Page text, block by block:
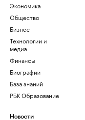
Экономика
Общество
Бизнес
Технологии и
медиа
Финансы
Биографии
База знаний
РБК Образование
Новости